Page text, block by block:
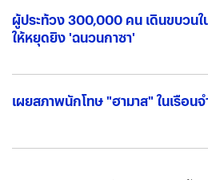
ผู้ประท้วง 300,000 คน เดินขบวน
ให้หยุดยิง 'ฉนวนกาซา'
เผยสภาพนักโทษ "ฮามาส" ในเรือนจ